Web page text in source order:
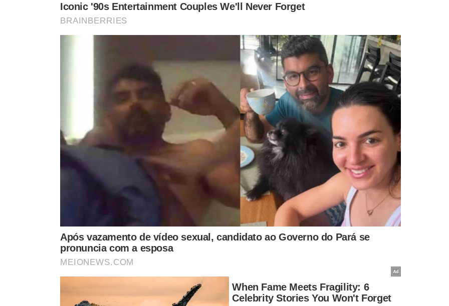
alguns pontos da cidade no último final de semana, o que configura postura incompatível
com o compromisso esperado de empresas que prestam serviços públicos essenciais.
A administração reitera que seguirápriorizando a legalidade e o interesse público , sem ceder a manobras que
prejudiquem os teresinenses.
CONTRATO PREFEITURA TERESINA LIMPEZA URBANA